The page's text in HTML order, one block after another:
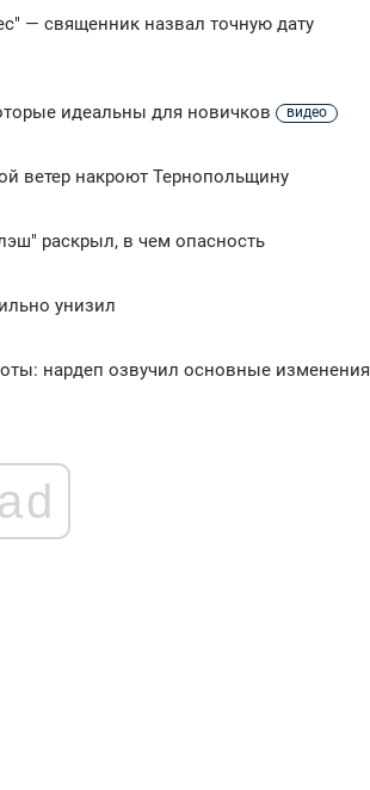
— священник назвал точную дату
идеальны для новичков
видео
ветер накроют Тернопольщину
раскрыл, в чем опасность
унизил
нардеп озвучил основные изменения
ad